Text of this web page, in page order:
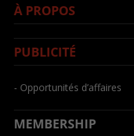
À PROPOS
PUBLICITÉ
- Opportunités d’affaires
MEMBERSHIP